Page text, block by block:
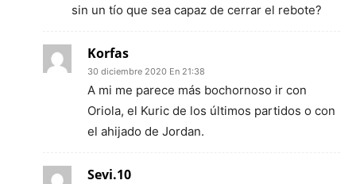
sin un tío que sea capaz de cerrar el rebote?
Korfas
30 diciembre 2020 En 21:38
A mi me parece más bochornoso ir con
Oriola, el Kuric de los últimos partidos o con
el ahijado de Jordan.
Sevi.10